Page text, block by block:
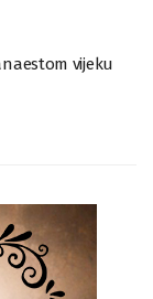
vijeku